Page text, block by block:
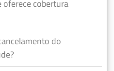
oferece cobertura
do